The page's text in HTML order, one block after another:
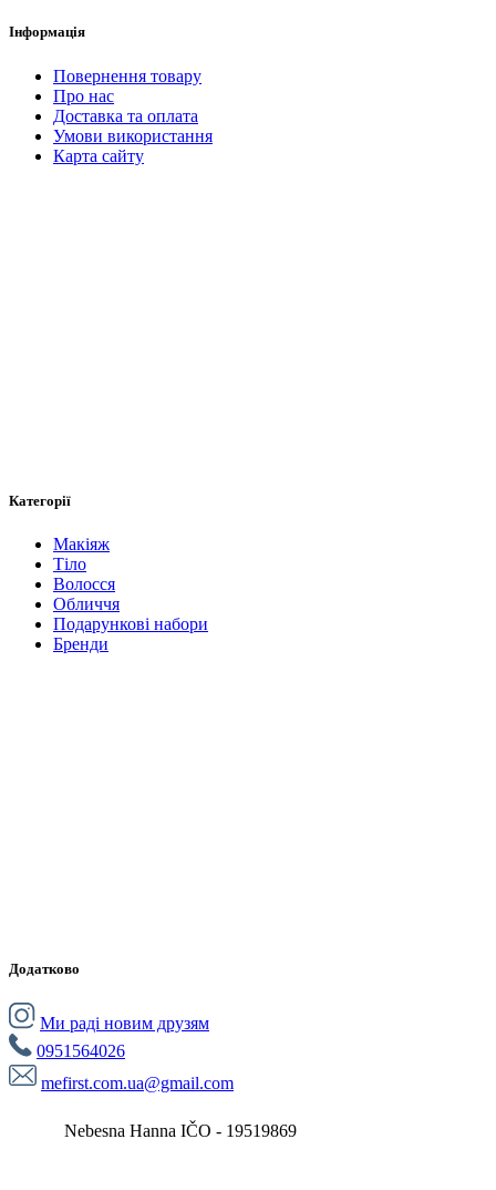
Інформація
Повернення товару
Про нас
Доставка та оплата
Умови використання
Карта сайту
Категорії
Макіяж
Тіло
Волосся
Обличчя
Подарункові набори
Бренди
Додатково
Ми раді новим друзям
0951564026
mefirst.com.ua@gmail.com
Nebesna Hanna IČO - 19519869